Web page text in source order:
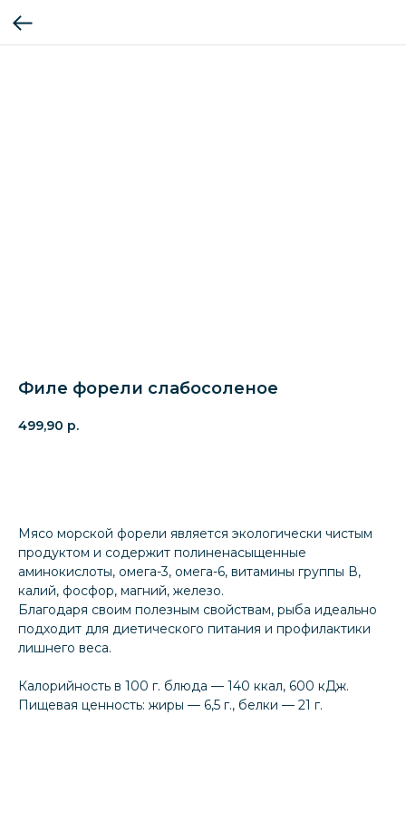
Филе форели слабосоленое
499,90 р.
Мясо морской форели является экологически чистым
продуктом и содержит полиненасыщенные
аминокислоты, омега-3, омега-6, витамины группы В,
калий, фосфор, магний, железо.
Благодаря своим полезным свойствам, рыба идеально
подходит для диетического питания и профилактики
лишнего веса.
Калорийность в 100 г. блюда — 140 ккал, 600 кДж.
Пищевая ценность: жиры — 6,5 г., белки — 21 г.